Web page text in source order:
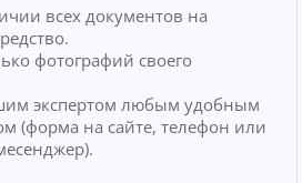
всех документов на
фотографий своего
экспертом любым удобным
(форма на сайте, телефон или